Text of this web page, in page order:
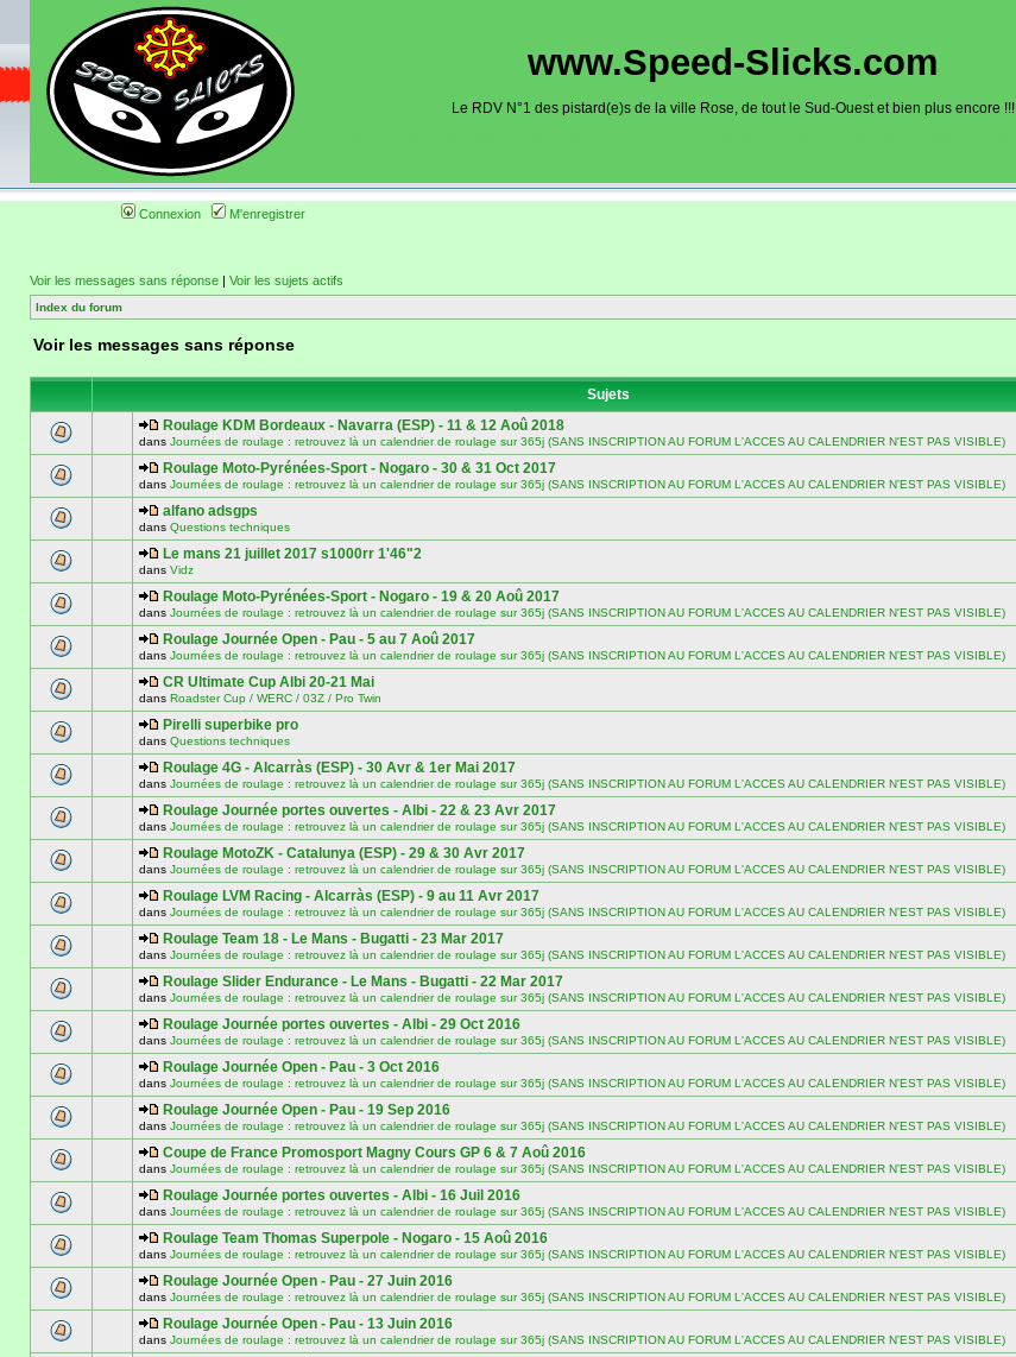
www.Speed-Slicks.com
Le RDV N°1 des pistard(e)s de la ville Rose, de tout le Sud-Ouest et bien plus encore !!!
Connexion M'enregistrer
Voir les messages sans réponse | Voir les sujets actifs
Index du forum
Voir les messages sans réponse
Sujets
Roulage KDM Bordeaux - Navarra (ESP) - 11 & 12 Aoû 2018
dans Journées de roulage : retrouvez là un calendrier de roulage sur 365j (SANS INSCRIPTION AU FORUM L'ACCES AU CALENDRIER N'EST PAS VISIBLE)
Roulage Moto-Pyrénées-Sport - Nogaro - 30 & 31 Oct 2017
dans Journées de roulage : retrouvez là un calendrier de roulage sur 365j (SANS INSCRIPTION AU FORUM L'ACCES AU CALENDRIER N'EST PAS VISIBLE)
alfano adsgps
dans Questions techniques
Le mans 21 juillet 2017 s1000rr 1'46"2
dans Vidz
Roulage Moto-Pyrénées-Sport - Nogaro - 19 & 20 Aoû 2017
dans Journées de roulage : retrouvez là un calendrier de roulage sur 365j (SANS INSCRIPTION AU FORUM L'ACCES AU CALENDRIER N'EST PAS VISIBLE)
Roulage Journée Open - Pau - 5 au 7 Aoû 2017
dans Journées de roulage : retrouvez là un calendrier de roulage sur 365j (SANS INSCRIPTION AU FORUM L'ACCES AU CALENDRIER N'EST PAS VISIBLE)
CR Ultimate Cup Albi 20-21 Mai
dans Roadster Cup / WERC / 03Z / Pro Twin
Pirelli superbike pro
dans Questions techniques
Roulage 4G - Alcarràs (ESP) - 30 Avr & 1er Mai 2017
dans Journées de roulage : retrouvez là un calendrier de roulage sur 365j (SANS INSCRIPTION AU FORUM L'ACCES AU CALENDRIER N'EST PAS VISIBLE)
Roulage Journée portes ouvertes - Albi - 22 & 23 Avr 2017
dans Journées de roulage : retrouvez là un calendrier de roulage sur 365j (SANS INSCRIPTION AU FORUM L'ACCES AU CALENDRIER N'EST PAS VISIBLE)
Roulage MotoZK - Catalunya (ESP) - 29 & 30 Avr 2017
dans Journées de roulage : retrouvez là un calendrier de roulage sur 365j (SANS INSCRIPTION AU FORUM L'ACCES AU CALENDRIER N'EST PAS VISIBLE)
Roulage LVM Racing - Alcarràs (ESP) - 9 au 11 Avr 2017
dans Journées de roulage : retrouvez là un calendrier de roulage sur 365j (SANS INSCRIPTION AU FORUM L'ACCES AU CALENDRIER N'EST PAS VISIBLE)
Roulage Team 18 - Le Mans - Bugatti - 23 Mar 2017
dans Journées de roulage : retrouvez là un calendrier de roulage sur 365j (SANS INSCRIPTION AU FORUM L'ACCES AU CALENDRIER N'EST PAS VISIBLE)
Roulage Slider Endurance - Le Mans - Bugatti - 22 Mar 2017
dans Journées de roulage : retrouvez là un calendrier de roulage sur 365j (SANS INSCRIPTION AU FORUM L'ACCES AU CALENDRIER N'EST PAS VISIBLE)
Roulage Journée portes ouvertes - Albi - 29 Oct 2016
dans Journées de roulage : retrouvez là un calendrier de roulage sur 365j (SANS INSCRIPTION AU FORUM L'ACCES AU CALENDRIER N'EST PAS VISIBLE)
Roulage Journée Open - Pau - 3 Oct 2016
dans Journées de roulage : retrouvez là un calendrier de roulage sur 365j (SANS INSCRIPTION AU FORUM L'ACCES AU CALENDRIER N'EST PAS VISIBLE)
Roulage Journée Open - Pau - 19 Sep 2016
dans Journées de roulage : retrouvez là un calendrier de roulage sur 365j (SANS INSCRIPTION AU FORUM L'ACCES AU CALENDRIER N'EST PAS VISIBLE)
Coupe de France Promosport Magny Cours GP 6 & 7 Aoû 2016
dans Journées de roulage : retrouvez là un calendrier de roulage sur 365j (SANS INSCRIPTION AU FORUM L'ACCES AU CALENDRIER N'EST PAS VISIBLE)
Roulage Journée portes ouvertes - Albi - 16 Juil 2016
dans Journées de roulage : retrouvez là un calendrier de roulage sur 365j (SANS INSCRIPTION AU FORUM L'ACCES AU CALENDRIER N'EST PAS VISIBLE)
Roulage Team Thomas Superpole - Nogaro - 15 Aoû 2016
dans Journées de roulage : retrouvez là un calendrier de roulage sur 365j (SANS INSCRIPTION AU FORUM L'ACCES AU CALENDRIER N'EST PAS VISIBLE)
Roulage Journée Open - Pau - 27 Juin 2016
dans Journées de roulage : retrouvez là un calendrier de roulage sur 365j (SANS INSCRIPTION AU FORUM L'ACCES AU CALENDRIER N'EST PAS VISIBLE)
Roulage Journée Open - Pau - 13 Juin 2016
dans Journées de roulage : retrouvez là un calendrier de roulage sur 365j (SANS INSCRIPTION AU FORUM L'ACCES AU CALENDRIER N'EST PAS VISIBLE)